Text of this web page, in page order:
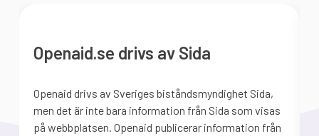
Openaid.se drivs av Sida
Openaid drivs av Sveriges biståndsmyndighet Sida,
men det är inte bara information från Sida som visas
på webbplatsen. Openaid publicerar information från